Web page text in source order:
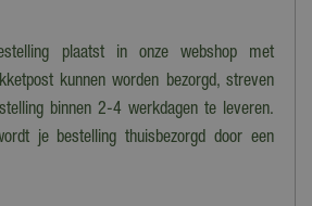
plaatst in onze webshop met
kunnen worden bezorgd, streven
binnen 2-4 werkdagen te leveren.
je bestelling thuisbezorgd door een